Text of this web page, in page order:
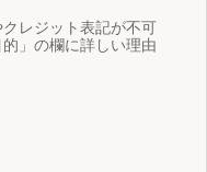
レジット表記が不可
」の欄に詳しい理由